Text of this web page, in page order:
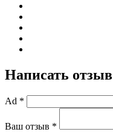
Написать отзыв
Ad *
Ваш отзыв *